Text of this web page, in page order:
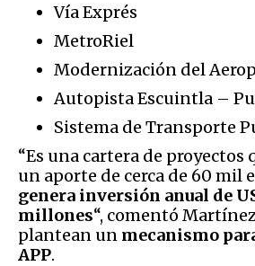
Vía Exprés
MetroRiel
Modernización del
Autopista Escuintla –
Sistema de Transporte
“Es una cartera de proyectos
un aporte de cerca de 60 mil
genera inversión anual de
millones“, comentó
plantean un mecanismo
APP.